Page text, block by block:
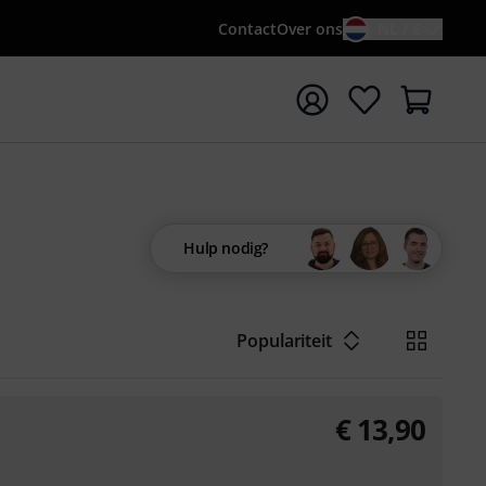
ContactOver ons
Hulp nodig?
Populariteit
€ 13,90